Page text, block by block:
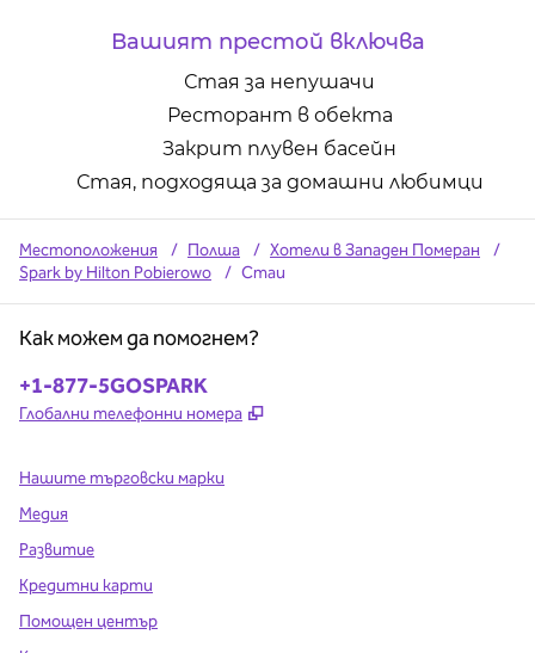
Вашият престой включва
Стая за непушачи
Ресторант в обекта
Закрит плувен басейн
Стая, подходяща за домашни любимци
Местоположения / Полша / Хотели в Западен Померан
/
Spark by Hilton Pobierowo
/ Стаи
Как можем да помогнем?
Телефон:
+1-877-5GOSPARK
Глобални телефонни номера ,
Нашите търговски марки
Медия
Развитие
Кредитни карти
Помощен център